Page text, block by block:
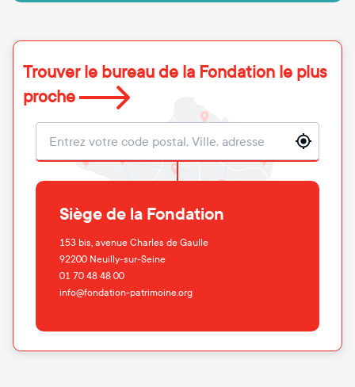
Trouver le bureau de la Fondation le plus
proche
Localisation
Siège de la Fondation
153 bis, avenue Charles de Gaulle
92200 Neuilly-sur-Seine
01 70 48 48 00
info@fondation-patrimoine.org